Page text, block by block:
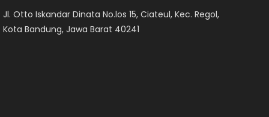
Jl. Otto Iskandar Dinata No.los 15, Ciateul, Kec. Regol,
Kota Bandung, Jawa Barat 40241